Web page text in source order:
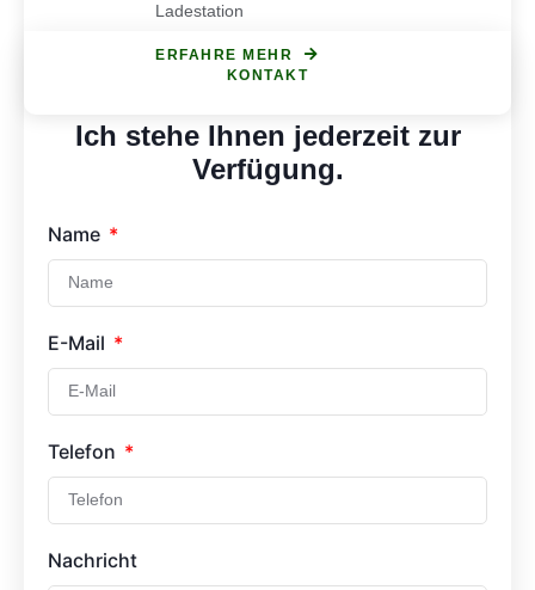
Ladestation
ERFAHRE MEHR
KONTAKT
Ich stehe Ihnen jederzeit zur
Verfügung.
Name
E-Mail
Telefon
Nachricht